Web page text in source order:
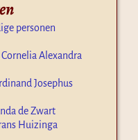
personen
Alexandra
Josephus
de Zwart
Huizinga